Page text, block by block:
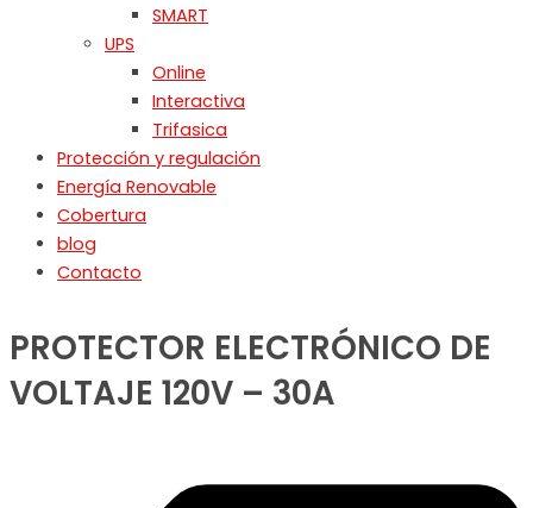
SMART
UPS
Online
Interactiva
Trifasica
Protección y regulación
Energía Renovable
Cobertura
blog
Contacto
PROTECTOR ELECTRÓNICO DE
VOLTAJE 120V – 30A